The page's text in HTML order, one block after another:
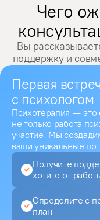
Чего
Вы
поддержку и
Первая
с психологом
Психотерапия — это
не только работа
участие. Мы
ваши уникальные
Получите
хотите от
Определите с
план